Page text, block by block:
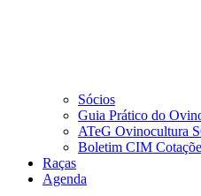
Sócios
Guia Prático do
ATeG Ovinocultura
Boletim CIM
Raças
Agenda